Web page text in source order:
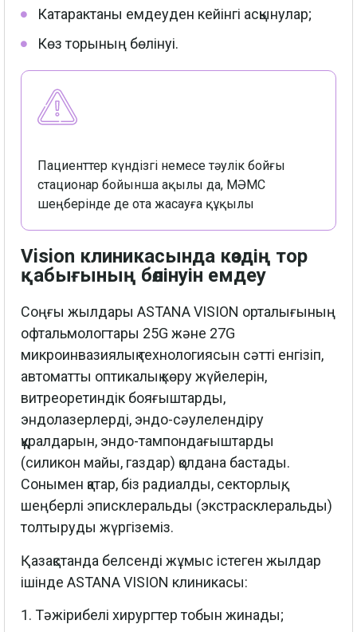
Катарактаны емдеуден кейінгі асқынулар;
Көз торының бөлінуі.
Пациенттер күндізгі немесе тәулік бойғы
стационар бойынша ақылы да, МӘМС
шеңберінде де ота жасауға құқылы
Vision клиникасында көздің тор
қабығының бөлінуін емдеу
Соңғы жылдары ASTANA VISION орталығының
офтальмологтары 25G және 27G
микроинвазиялық технологиясын сәтті енгізіп,
автоматты оптикалық көру жүйелерін,
витреоретиндік бояғыштарды,
эндолазерлерді, эндо-сәулелендіру
құралдарын, эндо-тампондағыштарды
(силикон майы, газдар) қолдана бастады.
Сонымен қатар, біз радиалды, секторлық,
шеңберлі эписклеральды (экстрасклеральды)
толтыруды жүргіземіз.
Қазақстанда белсенді жұмыс істеген жылдар
ішінде ASTANA VISION клиникасы:
1. Тәжірибелі хирургтер тобын жинады;